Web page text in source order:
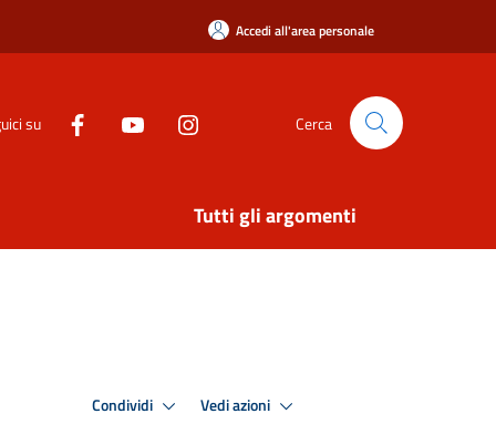
Accedi all'area personale
su Cerca
Tutti gli argomenti
Condividi Vedi azioni